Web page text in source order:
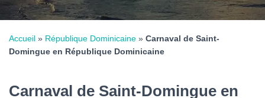
Accueil » République Dominicaine » Carnaval de Saint-
Domingue en République Dominicaine
Carnaval de Saint-Domingue en